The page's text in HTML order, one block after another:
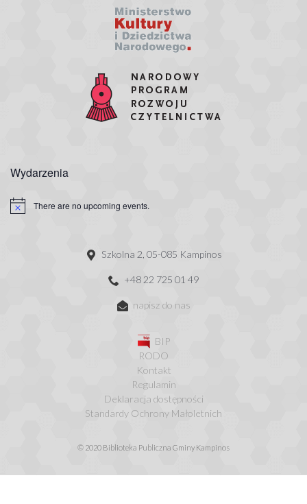
Wydarzenia
There are no upcoming events.
Szkolna 2, 05-085 Kampinos
+48 22 725 01 49
napisz do nas
BIP
RODO
Kontakt
Regulamin
Deklaracja dostępności
Standardy Ochrony Małoletnich
© 2020 Biblioteka Publiczna Gminy Kampinos